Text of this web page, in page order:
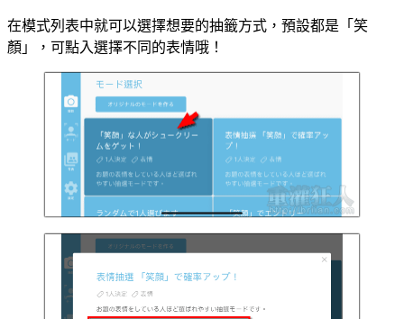
在模式列表中就可以選擇想要的抽籤方式，預設都是「笑
顏」，可點入選擇不同的表情哦！